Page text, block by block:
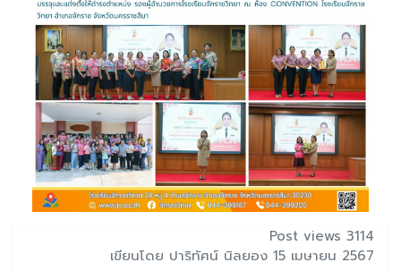
Post views 3114
เขียนโดย ปาริทัศน์ นิลยอง 15 เมษายน 2567